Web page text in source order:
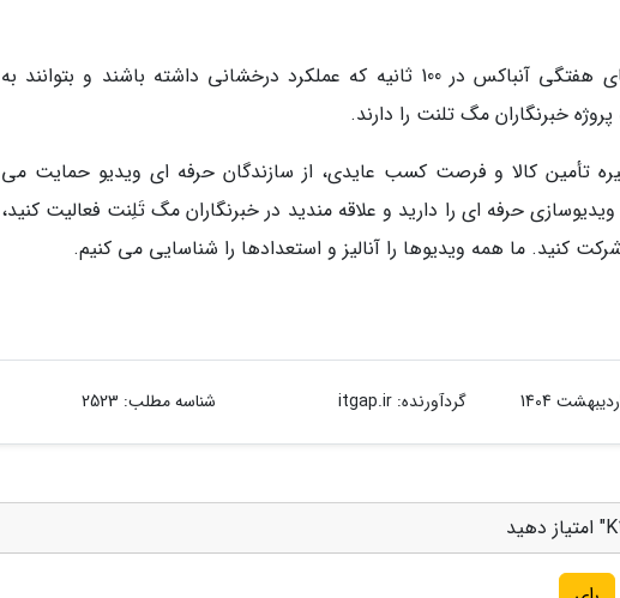
آن دسته از شرکت نمایندگان در مسابقه های هفتگی آنباکس در 100 ثانیه که عملکرد درخشانی داشته باشند و بتوانند به
خبرنگاران مگ تلنت را دارند.
تأمین کالا و فرصت کسب عایدی، از سازندگان حرفه ای ویدیو حمایت می
ویدیوسازی حرفه ای را دارید و علاقه مندید در خبرنگاران مگ تَلِنت فعالیت کنید،
گردآورنده:itgap.ir شناسه مطلب: 2523